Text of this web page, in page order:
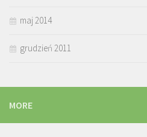
maj 2014
grudzień 2011
MORE